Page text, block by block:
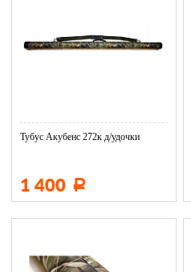
Тубус Акубенс 272к д/удочки
1 400 Р